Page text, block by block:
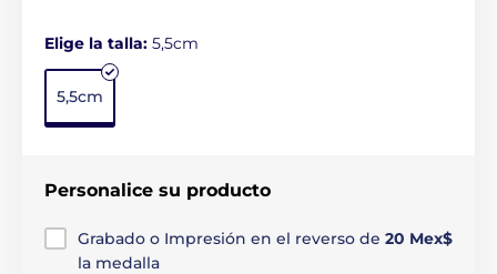
Elige la talla: 5,5cm
5,5cm
Personalice su producto
Grabado o Impresión en el reverso de
la medalla
20 Mex$